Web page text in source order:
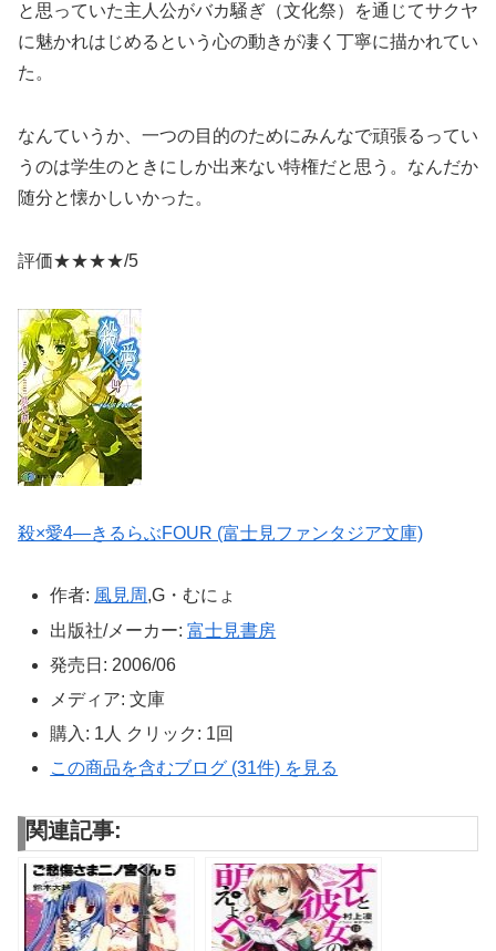
と思っていた主人公がバカ騒ぎ（文化祭）を通じてサクヤ
に魅かれはじめるという心の動きが凄く丁寧に描かれてい
た。
なんていうか、一つの目的のためにみんなで頑張るってい
うのは学生のときにしか出来ない特権だと思う。なんだか
随分と懐かしいかった。
評価★★★★/5
殺×愛4―きるらぶFOUR (富士見ファンタジア文庫)
作者: 風見周 ,G・むにょ
出版社/メーカー: 富士見書房
発売日: 2006/06
メディア: 文庫
購入 : 1人 クリック : 1回
この商品を含むブログ (31件) を見る
関連記事: